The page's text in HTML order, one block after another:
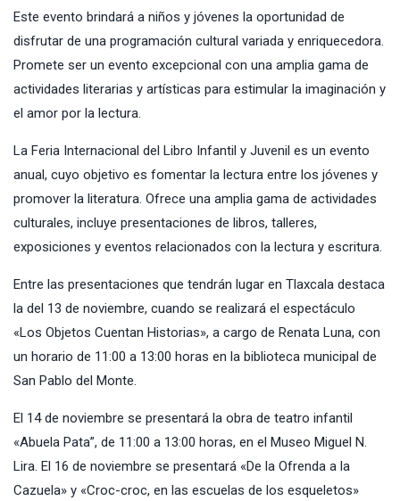
Este evento brindará a niños y jóvenes la oportunidad de
disfrutar de una programación cultural variada y enriquecedora.
Promete ser un evento excepcional con una amplia gama de
actividades literarias y artísticas para estimular la imaginación y
el amor por la lectura.
La Feria Internacional del Libro Infantil y Juvenil es un evento
anual, cuyo objetivo es fomentar la lectura entre los jóvenes y
promover la literatura. Ofrece una amplia gama de actividades
culturales, incluye presentaciones de libros, talleres,
exposiciones y eventos relacionados con la lectura y escritura.
Entre las presentaciones que tendrán lugar en Tlaxcala destaca
la del 13 de noviembre, cuando se realizará el espectáculo
«Los Objetos Cuentan Historias», a cargo de Renata Luna, con
un horario de 11:00 a 13:00 horas en la biblioteca municipal de
San Pablo del Monte.
El 14 de noviembre se presentará la obra de teatro infantil
«Abuela Pata”, de 11:00 a 13:00 horas, en el Museo Miguel N.
Lira. El 16 de noviembre se presentará «De la Ofrenda a la
Cazuela» y «Croc-croc, en las escuelas de los esqueletos»